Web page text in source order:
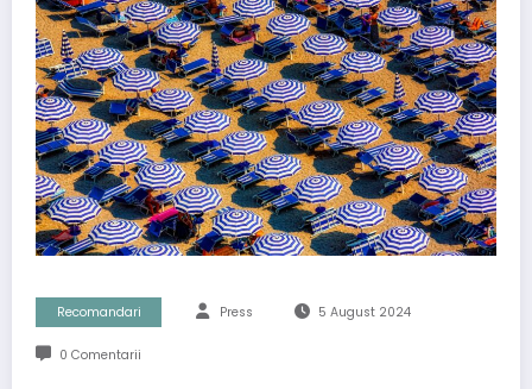
Recomandari Press 5 August 2024
0 Comentarii